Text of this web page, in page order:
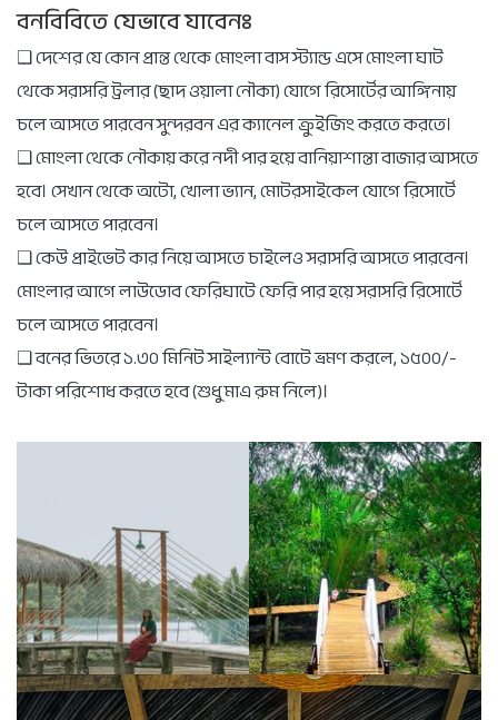
বনবিবিতে যেভাবে যাবেনঃ
❑ দেশের যে কোন প্রান্ত থেকে মোংলা বাস স্ট্যান্ড এসে মোংলা ঘাট
থেকে সরাসরি ট্রলার (ছাদ ওয়ালা নৌকা) যোগে রিসোর্টের আঙ্গিনায়
চলে আসতে পারবেন সুন্দরবন এর ক্যানেল ক্রুইজিং করতে করতে।
❑ মোংলা থেকে নৌকায় করে নদী পার হয়ে বানিয়াশান্তা বাজার আসতে
হবে। সেখান থেকে অটো, খোলা ভ্যান, মোটরসাইকেল যোগে রিসোর্টে
চলে আসতে পারবেন।
❑ কেউ প্রাইভেট কার নিয়ে আসতে চাইলেও সরাসরি আসতে পারবেন।
মোংলার আগে লাউডোব ফেরিঘাটে ফেরি পার হয়ে সরাসরি রিসোর্টে
চলে আসতে পারবেন।
❑ বনের ভিতরে ১.৩০ মিনিট সাইল্যান্ট বোটে ভ্রমণ করলে, ১৫০০/-
টাকা পরিশোধ করতে হবে (শুধু মাএ রুম নিলে)।